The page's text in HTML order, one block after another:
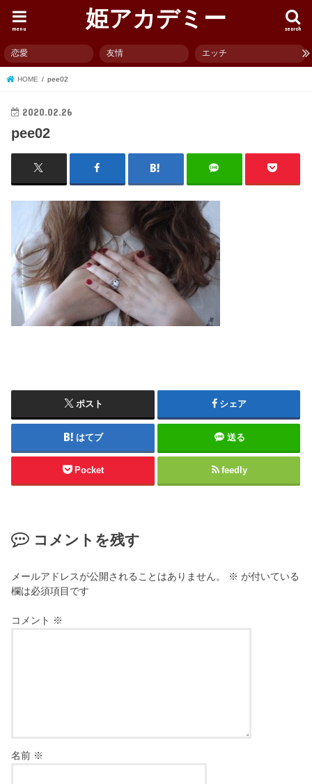
姫アカデミー search
menu
恋愛 友情 エッチ
HOME pee02
2020.02.26
pee02
ポスト シェア
はてブ 送る
Pocket feedly
コメントを残す
メールアドレスが公開されることはありません。 ※ が付いている
欄は必須項目です
コメント ※
名前 ※